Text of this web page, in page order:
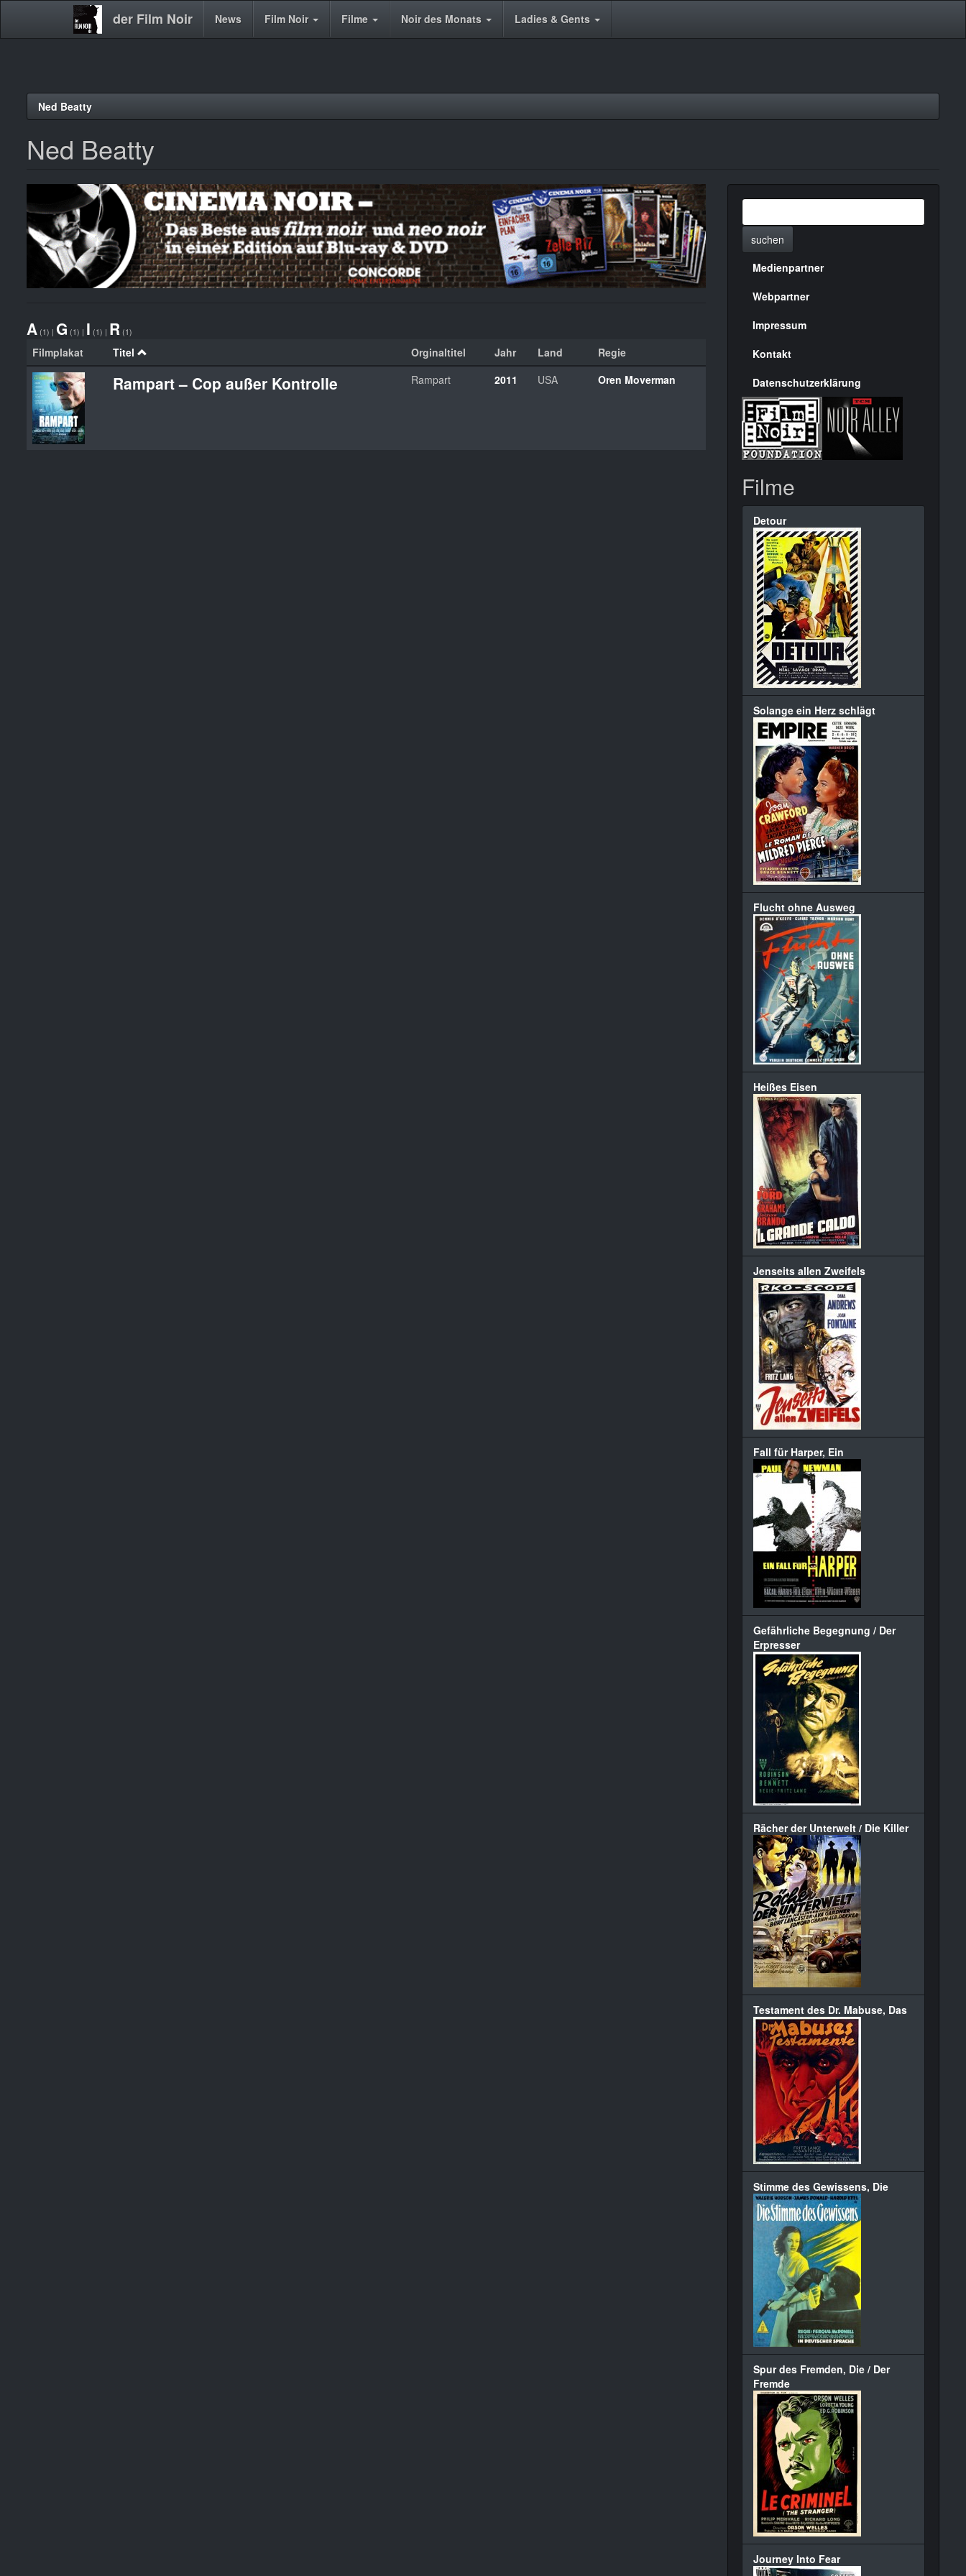
der Film Noir
Main News Film Noir Filme Noir des Monats Ladies & Gents
Ned Beatty
Ned Beatty
A (1) | G (1) | I (1) | R (1)
Filmplakat Titel Orginaltitel Jahr Land Regie
Rampart – Cop außer Kontrolle Rampart 2011 USA Oren Moverman
suchen
Menülinks
rechte
Seite
Medienpartner
Webpartner
Impressum
Kontakt
Datenschutzerklärung
Filme
Detour
Solange ein Herz schlägt
Flucht ohne Ausweg
Heißes Eisen
Jenseits allen Zweifels
Fall für Harper, Ein
Gefährliche Begegnung / Der
Erpresser
Rächer der Unterwelt / Die Killer
Testament des Dr. Mabuse, Das
Stimme des Gewissens, Die
Spur des Fremden, Die / Der
Fremde
Journey Into Fear